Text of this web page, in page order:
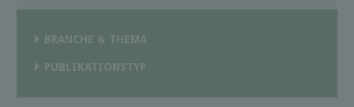
BRANCHE & THEMA
PUBLIKATIONSTYP